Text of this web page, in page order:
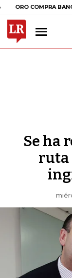
COMPRA BANCO DE
Se ha
ruta